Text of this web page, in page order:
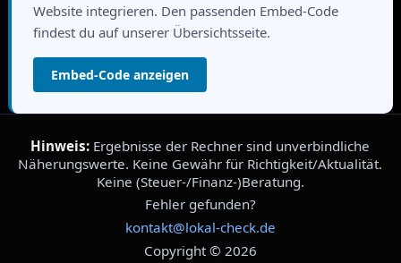
Website integrieren. Den passenden Embed-Code
findest du auf unserer Übersichtsseite.
Embed-Code anzeigen
Hinweis: Ergebnisse der Rechner sind unverbindliche
Näherungswerte. Keine Gewähr für Richtigkeit/Aktualität.
Keine (Steuer-/Finanz-)Beratung.
Fehler gefunden?
kontakt@lokal-check.de
Copyright © 2026